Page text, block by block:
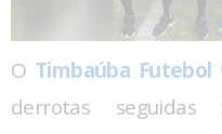
O Timbaúba Futebol
derrotas